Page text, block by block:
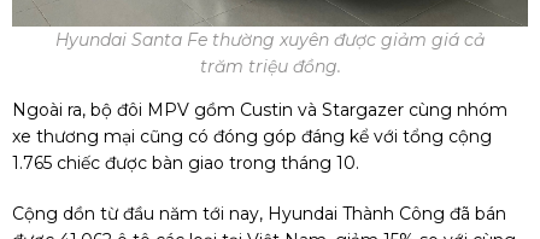
Hyundai Santa Fe thường xuyên được giảm giá cả
trăm triệu đồng.
Ngoài ra, bộ đôi MPV gồm Custin và Stargazer cùng nhóm
xe thương mại cũng có đóng góp đáng kể với tổng cộng
1.765 chiếc được bàn giao trong tháng 10.
Cộng dồn từ đầu năm tới nay, Hyundai Thành Công đã bán